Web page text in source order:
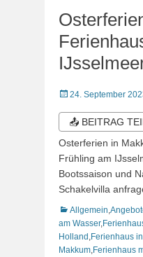
Veröffentlicht
24. September
📤 BEITRAG
Osterferien in
Frühling am
Bootssaison und
Schakelvilla
Kategorien
Allgemein
am Wasser,
Holland Ferienhaus
Makkum Ferienhaus